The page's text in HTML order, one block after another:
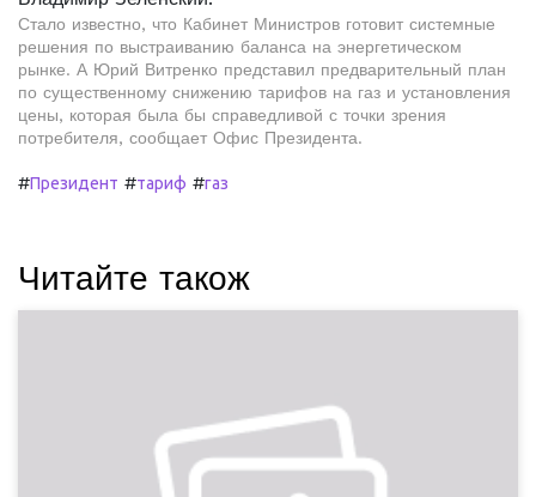
Стало известно, что Кабинет Министров готовит системные
решения по выстраиванию баланса на энергетическом
рынке. А Юрий Витренко представил предварительный план
по существенному снижению тарифов на газ и установления
цены, которая была бы справедливой с точки зрения
потребителя, сообщает Офис Президента.
#Президент #тариф #газ
Читайте також